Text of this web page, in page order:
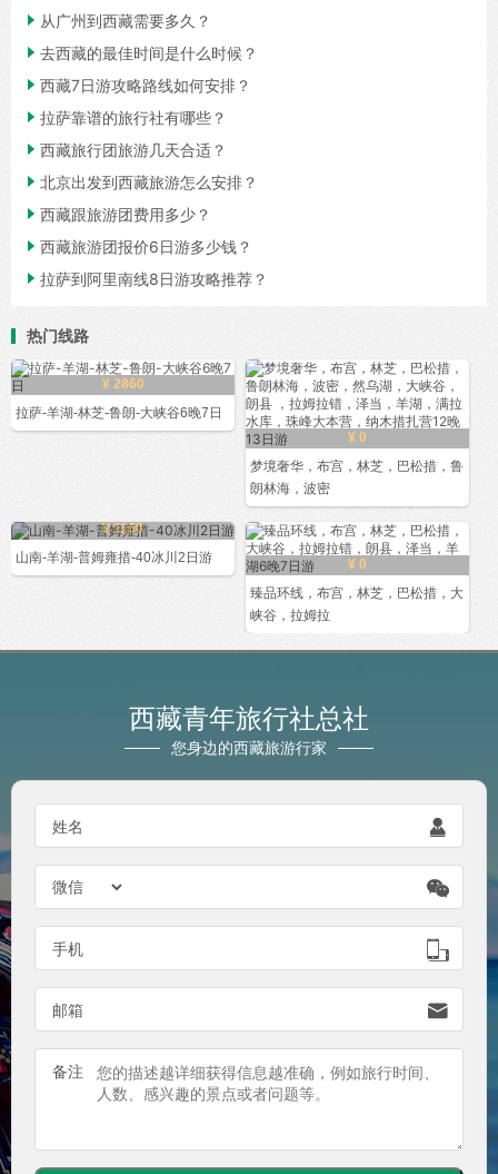
 从广州到西藏需要多久？
 去西藏的最佳时间是什么时候？
 西藏7日游攻略路线如何安排？
 拉萨靠谱的旅行社有哪些？
 西藏旅行团旅游几天合适？
 北京出发到西藏旅游怎么安排？
 西藏跟旅游团费用多少？
 西藏旅游团报价6日游多少钱？
 拉萨到阿里南线8日游攻略推荐？
热门线路
¥ 2860
拉萨-羊湖-林芝-鲁朗-大峡谷6晚7日
¥ 0
梦境奢华，布宫，林芝，巴松措，鲁
朗林海，波密
¥ 1160
山南-羊湖-普姆雍措-40冰川2日游
¥ 0
臻品环线，布宫，林芝，巴松措，大
峡谷，拉姆拉
西藏青年旅行社总社
您身边的西藏旅游行家
姓名 

手机 
邮箱 
备注